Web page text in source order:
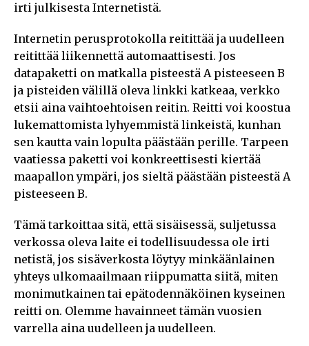
irti julkisesta Internetistä.
Internetin perusprotokolla reitittää ja uudelleen
reitittää liikennettä automaattisesti. Jos
datapaketti on matkalla pisteestä A pisteeseen B
ja pisteiden välillä oleva linkki katkeaa, verkko
etsii aina vaihtoehtoisen reitin. Reitti voi koostua
lukemattomista lyhyemmistä linkeistä, kunhan
sen kautta vain lopulta päästään perille. Tarpeen
vaatiessa paketti voi konkreettisesti kiertää
maapallon ympäri, jos sieltä päästään pisteestä A
pisteeseen B.
Tämä tarkoittaa sitä, että sisäisessä, suljetussa
verkossa oleva laite ei todellisuudessa ole irti
netistä, jos sisäverkosta löytyy minkäänlainen
yhteys ulkomaailmaan riippumatta siitä, miten
monimutkainen tai epätodennäköinen kyseinen
reitti on. Olemme havainneet tämän vuosien
varrella aina uudelleen ja uudelleen.